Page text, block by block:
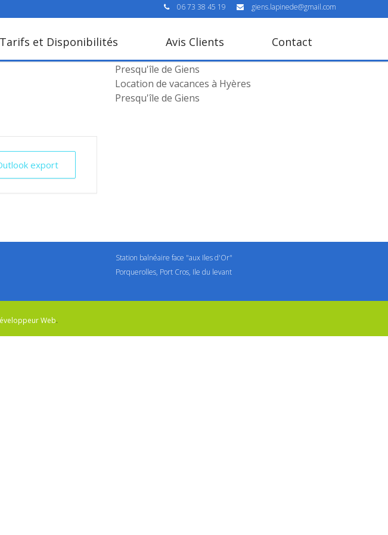
06 73 38 45 19 giens.lapinede@gmail.com
Tarifs et Disponibilités Avis Clients Contact
export
Presqu'île de Giens
Location de vacances à Hyères
Presqu'île de Giens
Station balnéaire face "aux Iles d'Or"
Porquerolles, Port Cros, Ile du levant
Web.